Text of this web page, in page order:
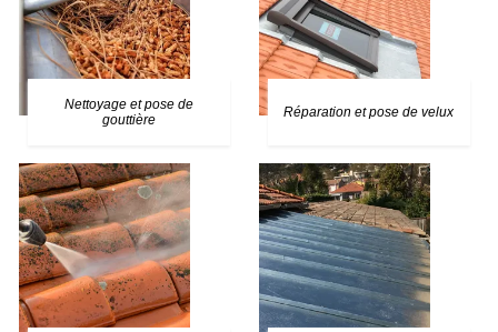
Nettoyage et pose de
gouttière
Réparation et pose de velux